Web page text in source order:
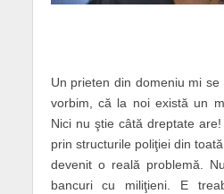
Un prieten din domeniu mi
vorbim, că la noi există un
Nici nu ştie câtă dreptate
prin structurile poliţiei din
devenit o reală problemă.
bancuri cu miliţieni. E